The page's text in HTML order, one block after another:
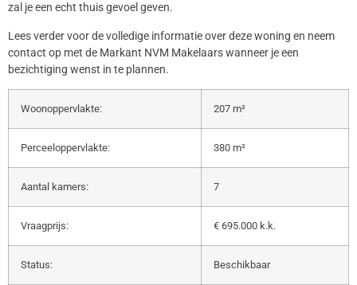
zal je een echt thuis gevoel geven.
Lees verder voor de volledige informatie over deze woning en neem
contact op met de Markant NVM Makelaars wanneer je een
bezichtiging wenst in te plannen.
Woonoppervlakte: 207 m²
Perceeloppervlakte: 380 m²
Aantal kamers: 7
Vraagprijs: € 695.000 k.k.
Status: Beschikbaar